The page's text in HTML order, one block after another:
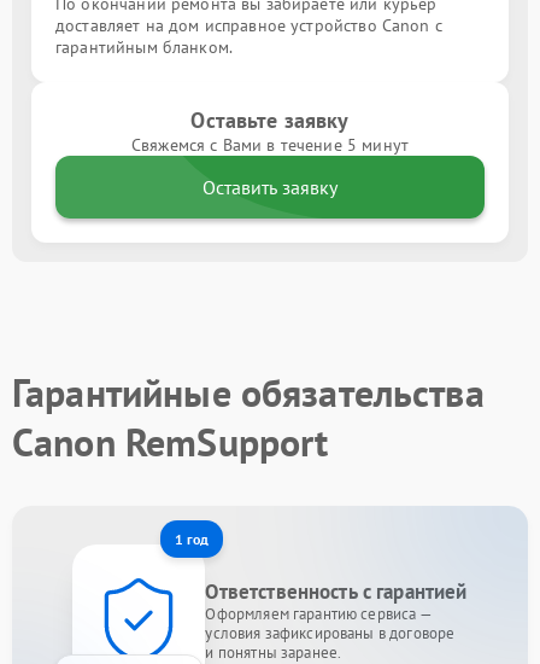
доставляет на дом исправное устройство Canon с
гарантийным бланком.
Оставьте заявку
Свяжемся с Вами в течение 5 минут
Оставить заявку
Гарантийные обязательства
Canon RemSupport
1 год
Ответственность с гарантией
Оформляем гарантию сервиса —
условия зафиксированы в договоре
и понятны заранее.